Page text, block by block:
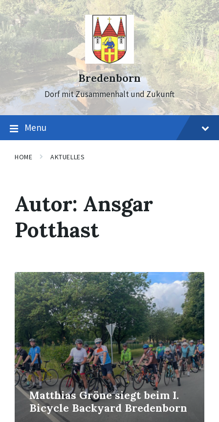
Skip
to
content
Skip
to
main
navigation
Skip
to
footer
Bredenborn
Dorf mit Zusammenhalt und Zukunft
Menu
HOME AKTUELLES
Autor: Ansgar
Potthast
Matthias Gröne siegt beim I.
Bicycle Backyard Bredenborn
Mehr
erfahren